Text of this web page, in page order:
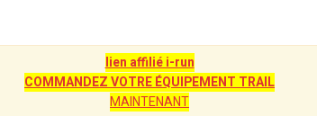
lien affilié i-run
COMMANDEZ VOTRE ÉQUIPEMENT TRAIL
MAINTENANT